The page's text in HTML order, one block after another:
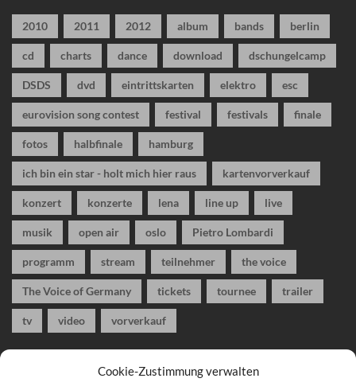
Cookie-Zustimmung verwalten
2010 2011 2012 album bands berlin
cd charts dance download dschungelcamp
DSDS dvd eintrittskarten elektro esc
eurovision song contest festival festivals finale
fotos halbfinale hamburg
ich bin ein star - holt mich hier raus kartenvorverkauf
konzert konzerte lena line up live
musik open air oslo Pietro Lombardi
programm stream teilnehmer the voice
The Voice of Germany tickets tournee trailer
tv video vorverkauf
Musik-Magazin BlogAlles rund um das Thema Musik aus Rock und